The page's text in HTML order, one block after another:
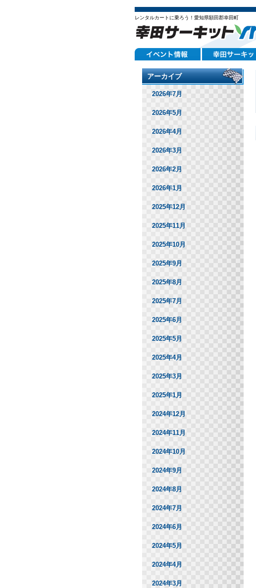
レンタルカートに乗ろう！愛知県額田郡幸田町
アーカイブ
2026年7月
2026年5月
2026年4月
2026年3月
2026年2月
2026年1月
2025年12月
2025年11月
2025年10月
2025年9月
2025年8月
2025年7月
2025年6月
2025年5月
2025年4月
2025年3月
2025年1月
2024年12月
2024年11月
2024年10月
2024年9月
2024年8月
2024年7月
2024年6月
2024年5月
2024年4月
2024年3月